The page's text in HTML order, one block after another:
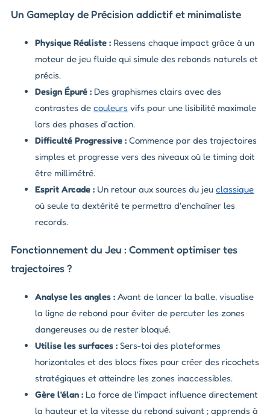
Un Gameplay de Précision addictif et minimaliste
Physique Réaliste : Ressens chaque impact grâce à un
moteur de jeu fluide qui simule des rebonds naturels et
précis.
Design Épuré : Des graphismes clairs avec des
contrastes de couleurs vifs pour une lisibilité maximale
lors des phases d'action.
Difficulté Progressive : Commence par des trajectoires
simples et progresse vers des niveaux où le timing doit
être millimétré.
Esprit Arcade : Un retour aux sources du jeu classique
où seule ta dextérité te permettra d'enchaîner les
records.
Fonctionnement du Jeu : Comment optimiser tes
trajectoires ?
Analyse les angles : Avant de lancer la balle, visualise
la ligne de rebond pour éviter de percuter les zones
dangereuses ou de rester bloqué.
Utilise les surfaces : Sers-toi des plateformes
horizontales et des blocs fixes pour créer des ricochets
stratégiques et atteindre les zones inaccessibles.
Gère l'élan : La force de l'impact influence directement
la hauteur et la vitesse du rebond suivant ; apprends à